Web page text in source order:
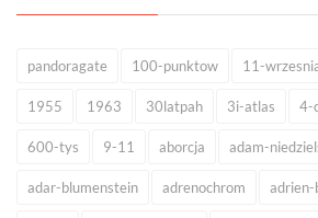
pandoragate 100-punktow 11-
1955 1963 30latpah 3i-atlas 4-
600-tys 9-11 aborcja adam-
adar-blumenstein adrenochrom adrien-